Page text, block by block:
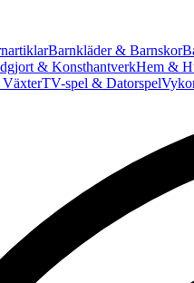
Barnkläder & Barnskor
& KonsthantverkHem &
VäxterTV-spel & Datorspel